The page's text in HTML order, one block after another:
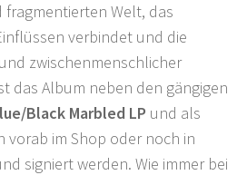
Welt, das
verbindet und die
zwischenmenschlicher
das Album neben den gängigen
Black Marbled LP und als
im Shop oder noch in
signiert werden. Wie immer bei